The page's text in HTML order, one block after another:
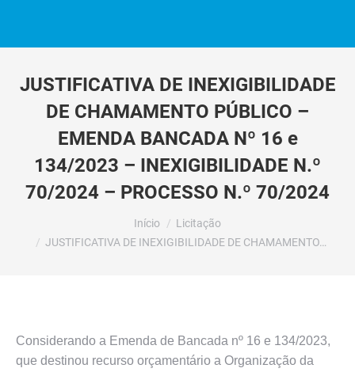
JUSTIFICATIVA DE INEXIGIBILIDADE
DE CHAMAMENTO PÚBLICO –
EMENDA BANCADA Nº 16 e
134/2023 – INEXIGIBILIDADE N.º
70/2024 – PROCESSO N.º 70/2024
Início
Licitação
JUSTIFICATIVA DE INEXIGIBILIDADE DE CHAMAMENTO…
Considerando a Emenda de Bancada nº 16 e 134/2023,
que destinou recurso orçamentário a Organização da